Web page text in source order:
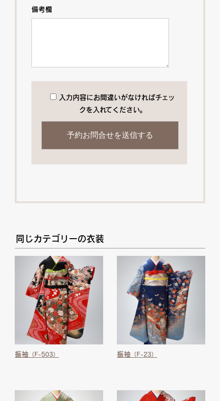
備考欄
入力内容にお間違いがなければチェッ
クを入れてください。
同じカテゴリーの衣装
振袖 （F-503） 振袖 （F-23）